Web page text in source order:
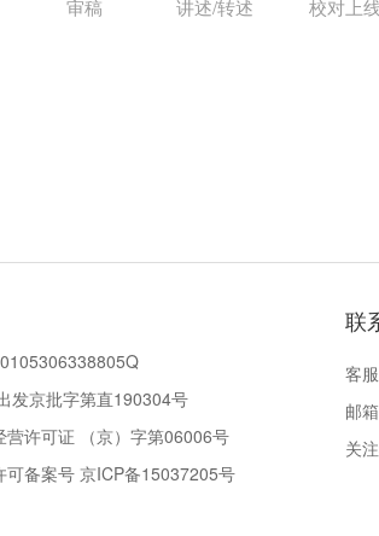
审稿 讲述/转述 校对上
发京批字第直190304号
营许可证 （京）字第06006号
可备案号 京ICP备15037205号
联
客
邮
关